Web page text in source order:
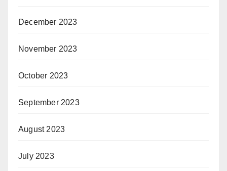
December 2023
November 2023
October 2023
September 2023
August 2023
July 2023